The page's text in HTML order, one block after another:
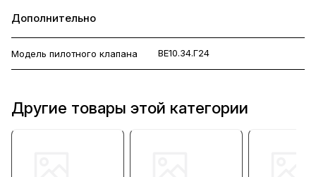
Дополнительно
Модель пилотного клапана ВЕ10.34.Г24
Другие товары этой категории